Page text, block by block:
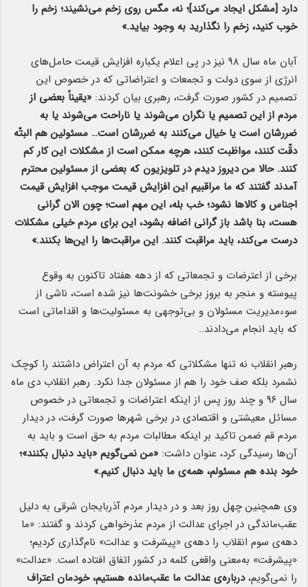
دارد [مشکل ایجاد می‌کند]؛ نه، مگس روی زخم می‌نشیند؛ زخم را
خوب کنید، زخم را نگذارید به وجود بیاید.»
آبان ماه سال ۹۸ نیز در پی اعلام یکباره افزایش قیمت حامل‌های
انرژی از سوی دولت و تجمعات و اعتراضاتی که در خصوص این
تصمیم در کشور صورت گرفت، رهبری بیان کردند: «یقیناً بعضی از
مردم از این تصمیم یا نگران می‌شوند یا ناراحت می‌شوند یا به
ضررشان است یا خیال می‌کنند به ضررشان است… مسئولین هم البتّه
دقّت کنند، مواظبت کنند، هرچه ممکن است از مشکلات این کار کم
کنند. حالا من دیروز دیدم در تلویزیون که بعضی از مسئولین محترم
آمدند گفتند که ما مراقبیم این افزایش قیمت موجب افزایش قیمت
اجناس و کالاها نشود؛ خب بله، این مهم است؛ چون الان گرانی
هست، بنا باشد باز گرانی اضافه بشود، این برای مردم خیلی مشکلات
درست می‌کند، باید مراقبت کنند. این مراقبت‌ها را این‌ها بکنند.»
برخی از اعترضات و تجمعاتی که از دهه هفتاد تاکنون به وقوع
پیوسته و منجر به بروز برخی خشونت‌ها نیز شده است، ناشی از
سوءمدیریت مسئولان و بی‌توجهی به مسئولیت‌ها و اقداماتی است
که باید انجام می‌دادند..
رهبر انقلاب نه تنها مشکلاتی که مردم به آن اعتراض داشتند را کوچک
نشمرد بلکه صف خود را هم از مسئولان جدا نکرد. رهبر انقلاب دی ماه
سال ۹۶ و چند روز پس از اینکه اعتراضات و تجمعاتی در خصوص
مسائل معیشتی و اقتصادی در برخی شهرها صورت گرفت، در دیدار
مردم قم ضمن تاکید بر اینکه مطالبات مردم به حق است و باید به
آن‌ها رسیدگی کرد، عنوان داشت: «من نمی‌گویم «باید دنبال بکنند»؛
خود بنده هم مسئولم، همه‌ی ما باید دنبال کنیم.»
وی همچنین چهل روز بعد و در دیدار مردم آذربایجان شرقی به دلیل
عقب‌ماندگی در اجرای عدالت از مردم عذرخواهی کردند و گفتند: «ما
دهه‌ی سوم انقلاب را دهه‌ی «پیشرفت و عدالت» نام‌گذاری کردیم؛
«پیشرفت» به‌معنی واقعی کلمه در کشور اتفاق افتاده است. «عدالت»
را نمی‌گویم،درباره‌ی عدالت ما عقب‌مانده هستیم، خودمان اعتراف